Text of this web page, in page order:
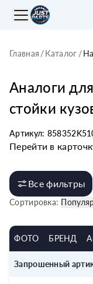
Главная /Каталог /
Аналоги
стойки
Артикул:
Перейти в
Все фильтры
Сортировка:
ФОТО БРЕНД
Запрошенный